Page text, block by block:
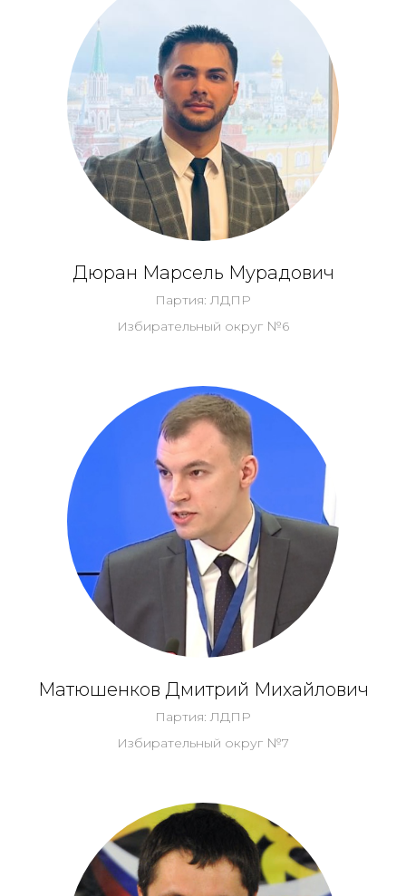
Дюран Марсель Мурадович
Партия: ЛДПР
Избирательный округ №6
Матюшенков Дмитрий Михайлович
Партия: ЛДПР
Избирательный округ №7